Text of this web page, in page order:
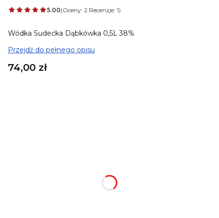
5.00(Oceny: 2 Recenzje: 1)
Wódka Sudecka Dąbkówka 0,5L 38%
Przejdź do pełnego opisu
Cena
74,00 zł